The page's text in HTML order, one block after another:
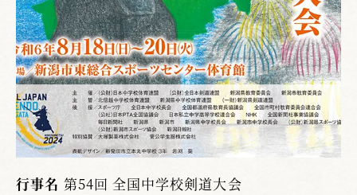
行事名 第54回 全国中学校剣道大会